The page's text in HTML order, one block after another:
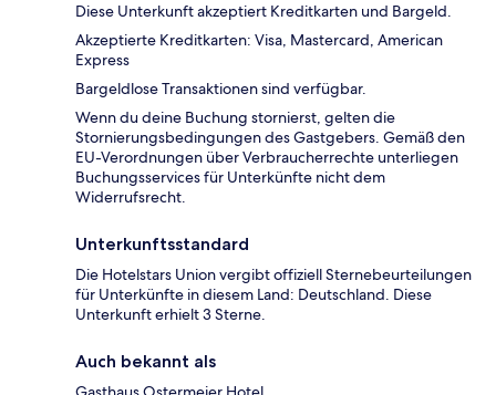
Diese Unterkunft akzeptiert Kreditkarten und Bargeld.
Akzeptierte Kreditkarten: Visa, Mastercard, American
Express
Bargeldlose Transaktionen sind verfügbar.
Wenn du deine Buchung stornierst, gelten die
Stornierungsbedingungen des Gastgebers. Gemäß den
EU-Verordnungen über Verbraucherrechte unterliegen
Buchungsservices für Unterkünfte nicht dem
Widerrufsrecht.
Unterkunftsstandard
Die Hotelstars Union vergibt offiziell Sternebeurteilungen
für Unterkünfte in diesem Land: Deutschland. Diese
Unterkunft erhielt 3 Sterne.
Auch bekannt als